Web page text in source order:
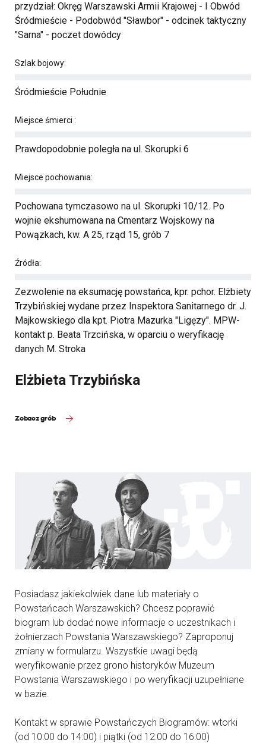
przydział: Okręg Warszawski Armii Krajowej - I Obwód
Śródmieście - Podobwód "Sławbor" - odcinek taktyczny
"Sarna" - poczet dowódcy
Szlak bojowy:
Śródmieście Południe
Miejsce śmierci :
Prawdopodobnie poległa na ul. Skorupki 6
Miejsce pochowania:
Pochowana tymczasowo na ul. Skorupki 10/12. Po
wojnie ekshumowana na Cmentarz Wojskowy na
Powązkach, kw. A 25, rząd 15, grób 7
Źródła:
Zezwolenie na eksumację powstańca, kpr. pchor. Elżbiety
Trzybińskiej wydane przez Inspektora Sanitarnego dr. J.
Majkowskiego dla kpt. Piotra Mazurka "Ligęzy". MPW-
kontakt p. Beata Trzcińska, w oparciu o weryfikację
danych M. Stroka
Elżbieta Trzybińska
Zobacz grób
Posiadasz jakiekolwiek dane lub materiały o
Powstańcach Warszawskich? Chcesz poprawić
biogram lub dodać nowe informacje o uczestnikach i
żołnierzach Powstania Warszawskiego? Zaproponuj
zmiany w formularzu. Wszystkie uwagi będą
weryfikowanie przez grono historyków Muzeum
Powstania Warszawskiego i po weryfikacji uzupełniane
w bazie.
Kontakt w sprawie Powstańczych Biogramów: wtorki
(od 10:00 do 14:00) i piątki (od 12:00 do 16:00)